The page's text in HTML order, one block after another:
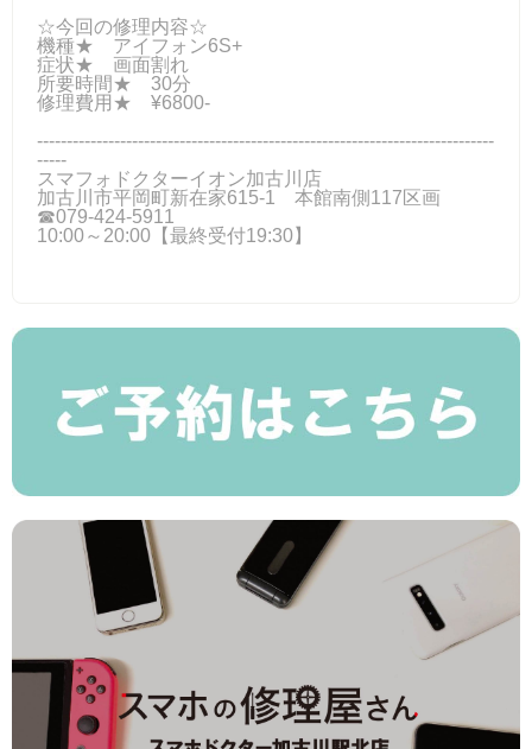
☆今回の修理内容☆
機種★ アイフォン6S+
症状★ 画面割れ
所要時間★ 30分
修理費用★ ¥6800‐
-----------------------------------------------------------------------------
-----
スマフォドクターイオン加古川店
加古川市平岡町新在家615-1 本館南側117区画
☎079-424-5911
10:00～20:00【最終受付19:30】